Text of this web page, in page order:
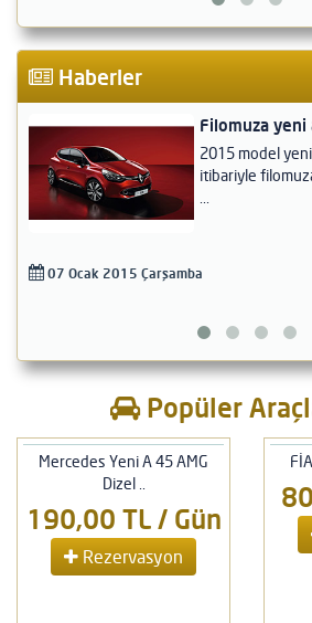
Haberler
Filomuza
2015 model yeni
itibariyle
07 Ocak 2015 Çarşamba
Popüler
Mercedes Yeni A 45 AMG
Dizel ..
190,00 TL / Gün
Rezervasyon